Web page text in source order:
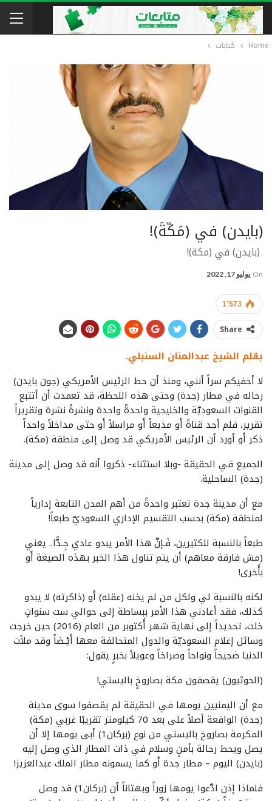
Home كتابات
(بايدن) في (مَكَّةَ)!
(بايدن) في (مكة)!
On يوليو 17, 2022
1٬573
Share
بقلم الشيخ عبدالمنان السنبلي.
لا أخفيكم سراً أنني، ومنذ أن حط الرئيس الأمريكي (جون بايدن)
رحاله في مطار (جدة) وحتى هذه اللحظة، قد تعمدت أن أتتبع
القنوات السعوديّة والخليجية واحدةً واحدة ونشرةً نشرة وتقريراً
تقرير، فلم أجد قناةً أَو مذيعاً أَو مراسلاً أَو حتى مداخلاً واحداً
ذكر أَو أورد أن الرئيس الأمريكي قد وصل إلى منطقة (مكة).
الجميع في الحقيقة -وبلا استثناء- ذكروا أنه قد وصل إلى مدينة
(جدة) الساحلية.
مع أن مدينة جدة تعتبر واحدةً من أهم المدن التابعة إدارياً
لمنطقة (مكة) بحسب التقسيم الإداري السعوديّ طبعاً!
طبعاً بالنسبة للكثيرين، فَـإنَّ هذا الأمر يبدو عادي جِـدًّا.. يعني
(مش فارقة معاهم) أن يتم تناول هذا الخبر بهذه الصيغة أَو
بأُخرى!
لكنه بالنسبة لي ولكل من لم يخنه (عقله) أَو (ذاكرته) لا يبدو
كذلك، فقد أعادني هذا الأمر ببساطة إلى حوالي ست سنواتٍ
خلت، تحديداً إلى نهاية شهر أُكتوبر من العام (2016) حين خرجت
وسائل إعلام السعوديّة والدول المتحالفة معها أَيْـضاً وقد ملأت
الدنيا ضجيجاً ونواحاً وصراخاً وعويلاً بخبرٍ يقول:
(الحوثيون) يقصفون مكة بصاروخٍ باليستي!
مع أن اليمنيين يومها في الحقيقة لم يقصفوا سوى مدينة
(جدة) الواقعة أصلاً على بعد 70 كيلومتر تقريبًا غربي (مكة)
المكرمة بصاروخ باليستي من نوع (بركان1) أبى يومها إلا أن
يصل ويحط رحالة بأمنٍ وسلام في ذات المطار الذي وصل إليه
(بايدن) اليوم – مطار جدة أَو كما يسمونه مطار الملك عبدالعزيز!
فلماذا إذن ادَّعوا يومها زوراً وبهتاناً أن (بركان1) قد وصل